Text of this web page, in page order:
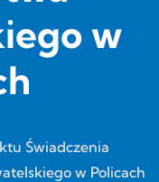
w
Świadczenia
w Policach